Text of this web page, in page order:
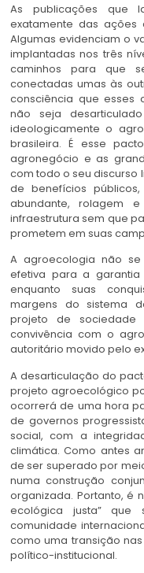
As publicações que
exatamente das ações
Algumas evidenciam o
implantadas nos três
caminhos para que
conectadas umas às
consciência que esses
não seja
ideologicamente o
brasileira. É esse
agronegócio e as
com todo o seu discurso
de benefícios
abundante, rolagem
infraestrutura sem que
prometem em suas
A agroecologia não
efetiva para a
enquanto suas
margens do sistema
projeto de
convivência com o
autoritário movido pelo
A desarticulação do
projeto agroecológico
ocorrerá de uma hora
de governos
social, com a
climática. Como antes
de ser superado por
numa construção
organizada. Portanto, é
ecológica justa”
comunidade
como uma transição
político-institucional.